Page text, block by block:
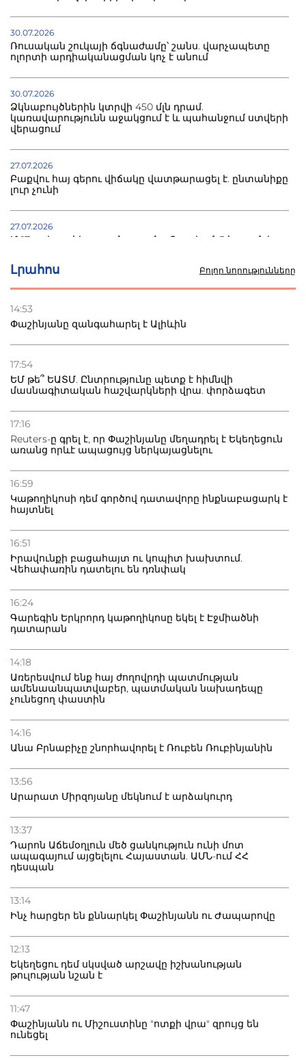
Լրահոս Բոլոր նորությունները
14:53
Փաշինյանը զանգահարել է Ալիևին
17:54
ԵՄ թե՞ ԵԱՏՄ. Ընտրությունը պետք է հիմնվի
մասնագիտական հաշվարկների վրա. փորձագետ
17:16
Reuters-ը գրել է, որ Փաշինյանը մեղադրել է Եկեղեցուն
առանց որևէ ապացույց ներկայացնելու
16:59
Կաթողիկոսի դեմ գործով դատավորը ինքնաբացարկ է
հայտնել
16:51
Իրավունքի բացահայտ ու կոպիտ խախտում.
Վեհափառին դատելու են դռնփակ
16:24
Գարեգին Երկրորդ կաթողիկոսը եկել է Էջմիածնի
դատարան
14:18
Առերեսվում ենք հայ ժողովրդի պատմության
ամենաանպատվաբեր, պատմական նախադեպը
չունեցող փաստին
14:16
Անա Բրնաբիչը շնորհավորել է Ռուբեն Ռուբինյանին
13:56
Արարատ Միրզոյանը մեկնում է արձակուրդ
13:37
Դարոն Աճեմօղլուն մեծ ցանկություն ունի մոտ
ապագայում այցելելու Հայաստան. ԱՄՆ-ում ՀՀ
դեսպան
13:14
Ինչ հարցեր են քննարկել Փաշինյանն ու Ժապարովը
12:13
Եկեղեցու դեմ սկսված արշավը իշխանության
թուլության նշան է
11:47
Փաշինյանն ու Միշուստինը "ոտքի վրա" զրույց են
ունեցել
30.07.2026
Ռուսական շուկայի ճգնաժամը՝ շանս. վարչապետը
ոլորտի արդիականացման կոչ է անում
30.07.2026
Ձկնաբույծներին կտրվի 450 մլն դրամ.
կառավարությունն աջակցում է և պահանջում ստվերի
վերացում
27.07.2026
Բաքվու հայ գերու վիճակը վատթարացել է. ընտանիքը
լուր չունի
27.07.2026
Մ-17 աշխարհի առաջնությունը Բաքվում. 5 հայ ըմբիշ
22.07.2026
տուժածներ կան
21.07.2026
Դատվածություն ունեցող միգրանտներին կարգելվի
բնակվել Ռուսաստանում
20.07.2026
Բաքվի բանտից գեներալ Մանուկյանը դիմել է
Փաշինյանին